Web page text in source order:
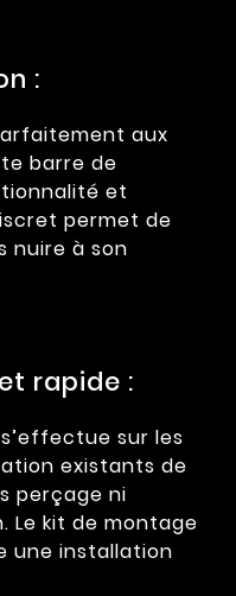
:
aux
barre de
et
permet de
nuire à son
rapide :
sur les
existants de
perçage ni
Le kit de montage
une installation